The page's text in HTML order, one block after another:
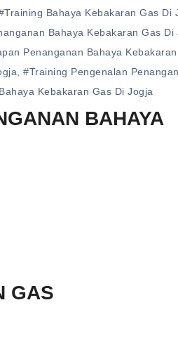
Bahaya Kebakaran Gas Di
Bahaya Kebakaran Gas Di
Penanganan Bahaya
#training Pengenalan
Kebakaran Gas Di Jogja
BAHAYA
GAS